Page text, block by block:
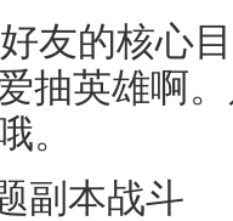
友的核心
抽英雄啊
。
副本战斗